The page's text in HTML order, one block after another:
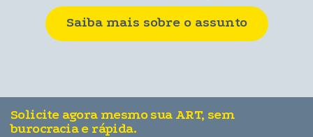
Saiba mais sobre o assunto
Solicite agora mesmo sua ART, sem
burocracia e rápida.